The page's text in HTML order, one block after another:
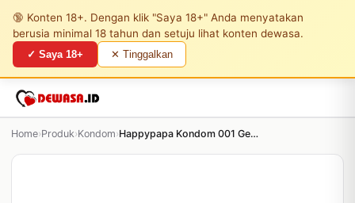
🔞 Konten 18+. Dengan klik "Saya 18+" Anda menyatakan
berusia minimal 18 tahun dan setuju lihat konten dewasa.
✓ Saya 18+ ✕ Tinggalkan
Home›Produk›Kondom› Happypapa Kondom 001 Gerigi Merah - 3 Pcs